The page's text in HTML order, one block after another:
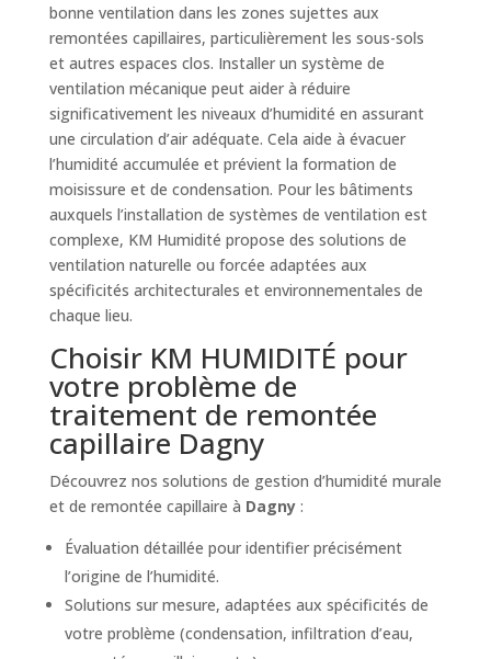
bonne ventilation dans les zones sujettes aux
remontées capillaires, particulièrement les sous-sols
et autres espaces clos. Installer un système de
ventilation mécanique peut aider à réduire
significativement les niveaux d’humidité en assurant
une circulation d’air adéquate. Cela aide à évacuer
l’humidité accumulée et prévient la formation de
moisissure et de condensation. Pour les bâtiments
auxquels l’installation de systèmes de ventilation est
complexe, KM Humidité propose des solutions de
ventilation naturelle ou forcée adaptées aux
spécificités architecturales et environnementales de
chaque lieu.
Choisir KM HUMIDITÉ pour
votre problème de
traitement de remontée
capillaire Dagny
Découvrez nos solutions de gestion d’humidité murale
et de remontée capillaire à Dagny:
Évaluation détaillée pour identifier précisément
l’origine de l’humidité.
Solutions sur mesure, adaptées aux spécificités de
votre problème (condensation, infiltration d’eau,